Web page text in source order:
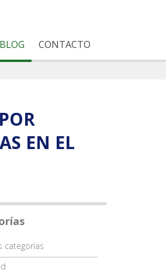
BLOG CONTACTO
EN EL
categorías